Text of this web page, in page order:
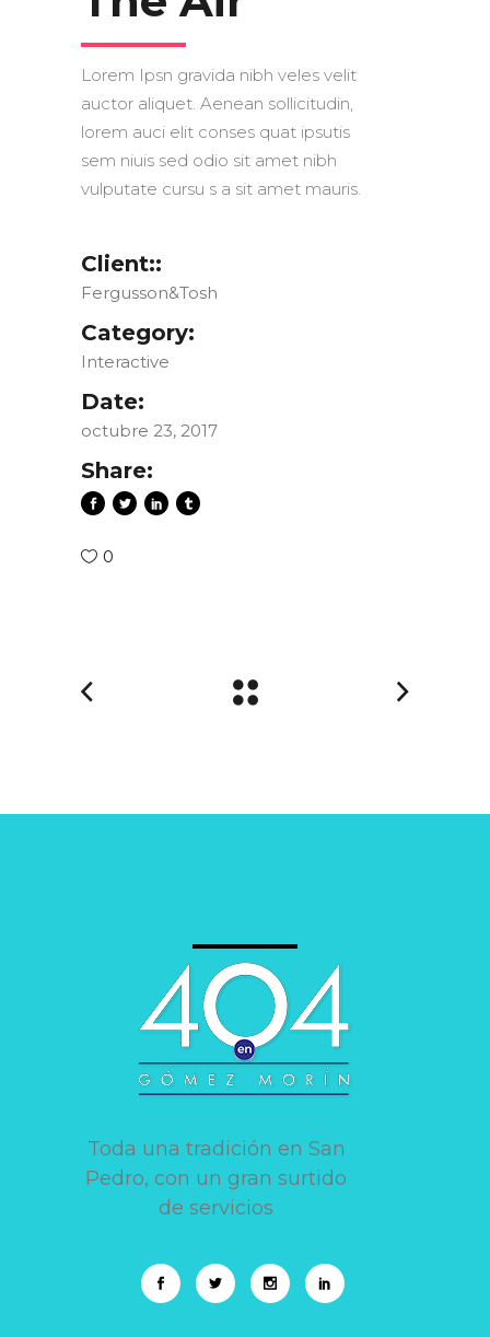
Lorem Ipsn gravida nibh veles velit
auctor aliquet. Aenean sollicitudin,
lorem auci elit conses quat ipsutis
sem niuis sed odio sit amet nibh
vulputate cursu s a sit amet mauris.
Client::
Fergusson&Tosh
Category:
Interactive
Date:
octubre 23, 2017
Share:
0
Toda una tradición en San
Pedro, con un gran surtido
de servicios